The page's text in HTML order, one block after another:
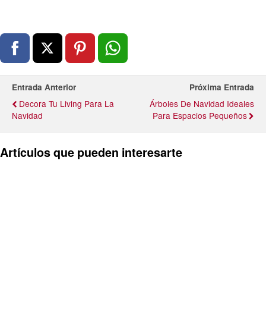
Entrada Anterior
Decora Tu Living Para La
Navidad
Próxima Entrada
Árboles De Navidad Ideales
Para Espacios Pequeños
Artículos que pueden interesarte